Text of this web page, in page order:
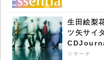
生田絵梨
ツ矢サイ
リサーチ